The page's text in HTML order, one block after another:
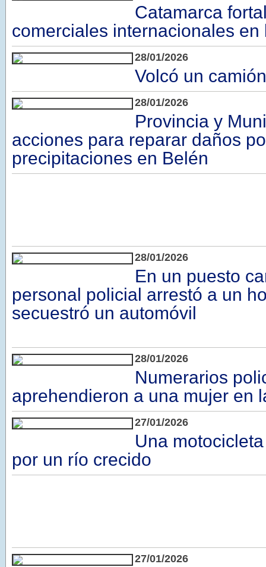
Catamarca
comerciales internacionales en
28/01/2026
Volcó un
28/01/2026
Provincia y
acciones para reparar daños
precipitaciones en Belén
28/01/2026
En un puesto
personal policial arrestó a un
secuestró un automóvil
28/01/2026
Numerarios
aprehendieron a una mujer en
27/01/2026
Una
por un río crecido
27/01/2026